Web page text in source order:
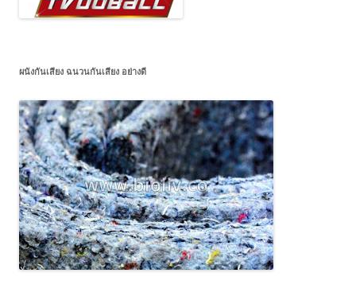
ผนังกันเสียง ฉนวนกันเสียง อย่างดี